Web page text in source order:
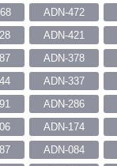
ADN-472
ADN-421
ADN-378
ADN-337
ADN-286
ADN-174
ADN-084